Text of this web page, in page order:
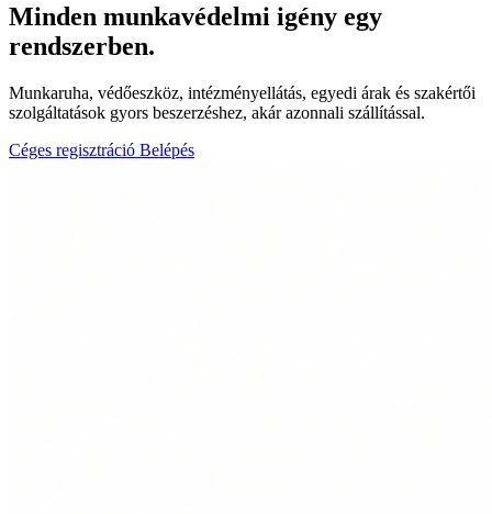
Minden munkavédelmi igény egy
rendszerben.
Munkaruha, védőeszköz, intézményellátás, egyedi árak és szakértői
szolgáltatások gyors beszerzéshez, akár azonnali szállítással.
Céges regisztráció Belépés